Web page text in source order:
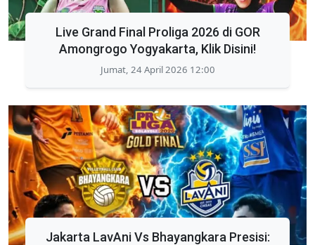
Live Grand Final Proliga 2026 di GOR
Amongrogo Yogyakarta, Klik Disini!
Jumat, 24 April 2026 12:00
Jakarta LavAni Vs Bhayangkara Presisi: